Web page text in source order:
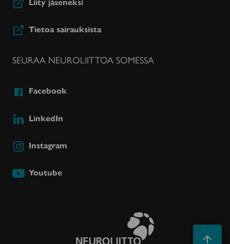
Tietoa sairauksista
SEURAA NEUROLIITTOA SOMESSA
Facebook
LinkedIn
Instagram
Youtube
Takaisin